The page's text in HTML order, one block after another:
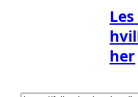
her